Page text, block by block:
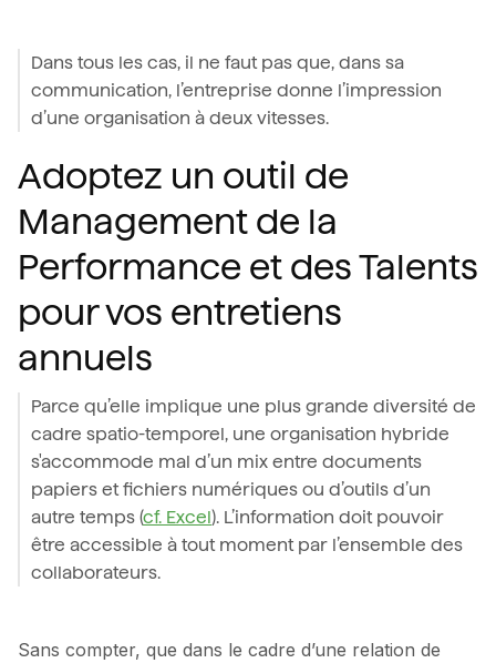
Dans tous les cas, il ne faut pas que, dans sa
communication, l’entreprise donne l’impression
d’une organisation à deux vitesses.
Adoptez un outil de
Management de la
Performance et des Talents
pour vos entretiens
annuels
Parce qu’elle implique une plus grande diversité de
cadre spatio-temporel, une organisation hybride
s'accommode mal d’un mix entre documents
papiers et fichiers numériques ou d’outils d’un
autre temps (cf. Excel). L’information doit pouvoir
être accessible à tout moment par l’ensemble des
collaborateurs.
Sans compter, que dans le cadre d’une relation de